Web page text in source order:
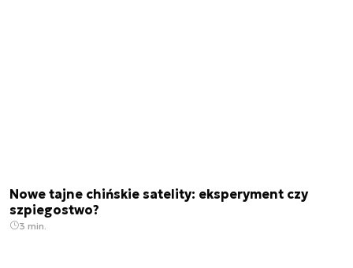
Nowe tajne chińskie satelity: eksperyment czy
szpiegostwo?
3 min.